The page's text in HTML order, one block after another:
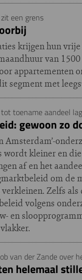
een grens
krijgen hun
van
appartementen
segment met
toename aandeel
gewoon zo
Amsterdam’-
wordt kleiner en
af en het
om de
Zelfs
volgens
en
van der Zande over
helemaal